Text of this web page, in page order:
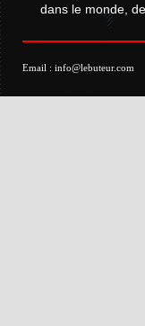
dans le monde,
Email : info@lebuteur.com